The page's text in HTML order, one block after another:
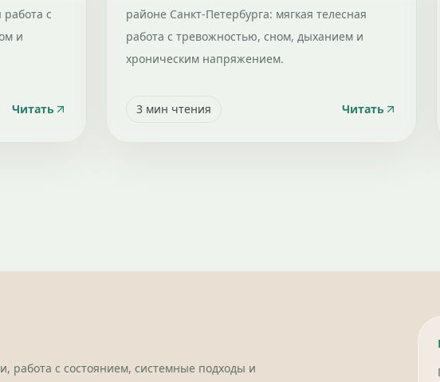
с
и
Читать
районе Санкт-Петербурга: мягкая телесная
работа с тревожностью, сном, дыханием и
хроническим напряжением.
3 мин чтения Читать
работа с состоянием, системные подходы и